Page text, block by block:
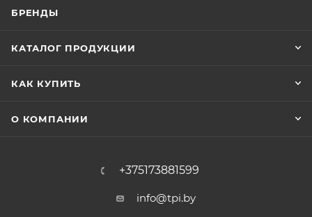
БРЕНДЫ
КАТАЛОГ ПРОДУКЦИИ
КАК КУПИТЬ
О КОМПАНИИ
+375173881599
info@tpi.by